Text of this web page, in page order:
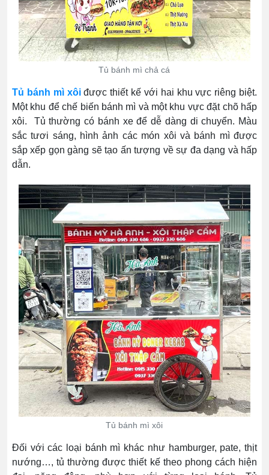
Tủ bánh mì chả cá
Tủ bánh mì xôiđược thiết kế với hai khu vực riêng biệt.
Một khu để chế biến bánh mì và một khu vực đặt chõ hấp
xôi. Tủ thường có bánh xe để dễ dàng di chuyển. Màu
sắc tươi sáng, hình ảnh các món xôi và bánh mì được
sắp xếp gọn gàng sẽ tạo ấn tượng về sự đa dạng và hấp
dẫn.
Tủ bánh mì xôi
Đối với các loại bánh mì khác như hamburger, pate, thịt
nướng…, tủ thường được thiết kế theo phong cách hiện